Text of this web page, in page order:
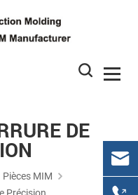
DE
Pièces MIM